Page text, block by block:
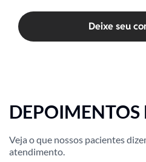
Deixe seu
DEPOIMENTOS
Veja o que nossos pacientes
atendimento.